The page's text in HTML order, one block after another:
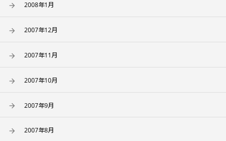
2008年1月
2007年12月
2007年11月
2007年10月
2007年9月
2007年8月